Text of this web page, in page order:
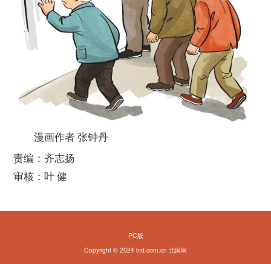
漫画作者 张钟丹
责编：齐志扬
审核：叶 健
PC版
Copyright © 2024 lnd.com.cn 北国网